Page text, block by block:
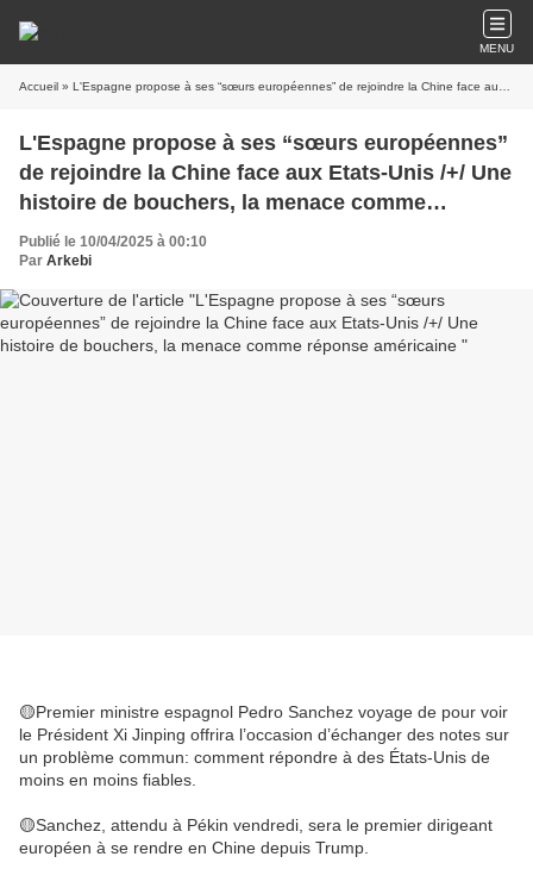
MENU
Accueil » L'Espagne propose à ses “sœurs européennes” de rejoindre la Chine face aux Etats-Unis /+/ Une histoire de bouchers, la menace comme réponse américaine
L'Espagne propose à ses “sœurs européennes”
de rejoindre la Chine face aux Etats-Unis /+/ Une
histoire de bouchers, la menace comme
réponse américaine
Publié le 10/04/2025 à 00:10
Par Arkebi
🟡Premier ministre espagnol Pedro Sanchez voyage de pour voir
le Président Xi Jinping offrira l’occasion d’échanger des notes sur
un problème commun: comment répondre à des États-Unis de
moins en moins fiables.
🟡Sanchez, attendu à Pékin vendredi, sera le premier dirigeant
européen à se rendre en Chine depuis Trump.